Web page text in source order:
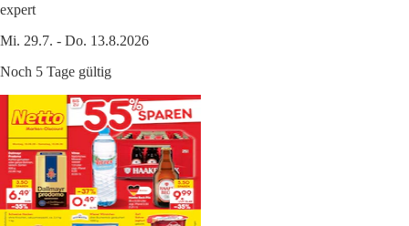
expert
Mi. 29.7. - Do. 13.8.2026
Noch 5 Tage gültig